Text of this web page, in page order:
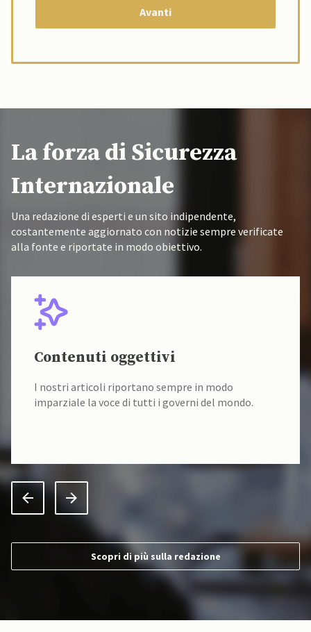
La forza di Sicurezza
Internazionale
Una redazione di esperti e un sito indipendente,
costantemente aggiornato con notizie sempre verificate
alla fonte e riportate in modo obiettivo.
Contenuti oggettivi
I nostri articoli riportano sempre in modo
imparziale la voce di tutti i governi del mondo.
Scopri di più sulla redazione